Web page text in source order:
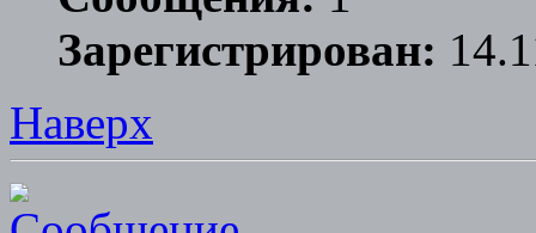
Зарегистрирован:
Наверх